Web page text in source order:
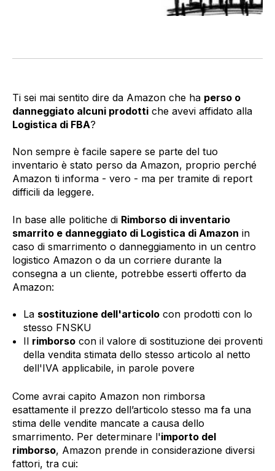
Ti sei mai sentito dire da Amazon che ha perso o
danneggiato alcuni prodotti che avevi affidato alla
Logistica di FBA?
Non sempre è facile sapere se parte del tuo
inventario è stato perso da Amazon, proprio perché
Amazon ti informa - vero - ma per tramite di report
difficili da leggere.
In base alle politiche di Rimborso di inventario
smarrito e danneggiato di Logistica di Amazon in
caso di smarrimento o danneggiamento in un centro
logistico Amazon o da un corriere durante la
consegna a un cliente, potrebbe esserti offerto da
Amazon:
La sostituzione dell'articolocon prodotti con lo
stesso FNSKU
Il rimborsocon il valore di sostituzione dei proventi
della vendita stimata dello stesso articolo al netto
dell'IVA applicabile, in parole povere
Come avrai capito Amazon non rimborsa
esattamente il prezzo dell’articolo stesso ma fa una
stima delle vendite mancate a causa dello
smarrimento. Per determinare l'importo del
rimborso, Amazon prende in considerazione diversi
fattori, tra cui: